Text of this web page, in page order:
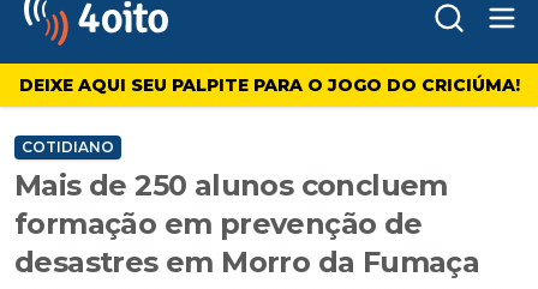
4oito
DEIXE AQUI SEU PALPITE PARA O JOGO DO CRICIÚMA!
COTIDIANO
Mais de 250 alunos concluem
formação em prevenção de
desastres em Morro da Fumaça